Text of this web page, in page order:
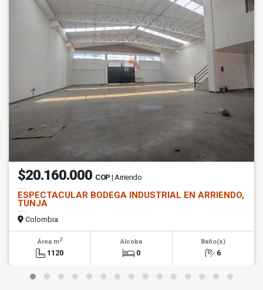
$20.160.000 COP | Arriendo
ESPECTACULAR BODEGA INDUSTRIAL EN ARRIENDO,
TUNJA
Colombia
Área m2
1120
Alcoba
0
Baño(s)
6